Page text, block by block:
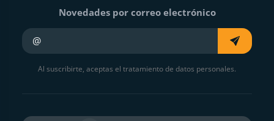
Novedades por correo electrónico
Al suscribirte, aceptas el tratamiento de datos personales.